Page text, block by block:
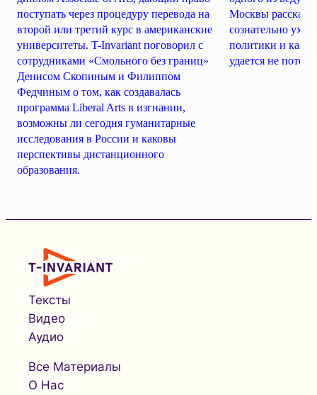
поступать через процедуру перевода на
второй или третий курс в американские
университеты. T-Invariant поговорил с
сотрудниками «Смольного без границ»
Денисом Скопиным и Филиппом
Федчиным о том, как создавалась
программа Liberal Arts в изгнании,
возможны ли сегодня гуманитарные
исследования в России и каковы
перспективы дистанционного
образования.
Москвы
сознательно
политики и как
удается не
Тексты
Видео
Аудио
Все Материалы
О Нас